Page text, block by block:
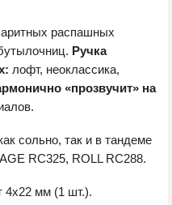
распашных
Ручка
лофт, неоклассика,
«прозвучит» на
сольно, так и в тандеме
RC325, ROLL RC288.
4х22 мм (1 шт.).